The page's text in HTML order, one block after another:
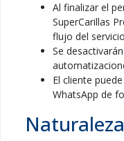
Al finalizar el
SuperCarillas
flujo del
Se
El cliente
WhatsApp de